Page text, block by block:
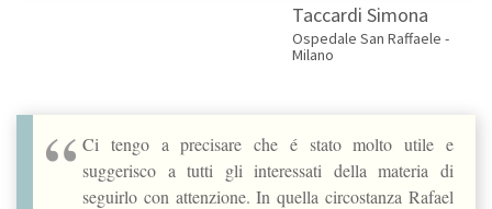
Taccardi Simona
Ospedale San Raffaele -
Milano
Ci tengo a precisare che é stato molto utile e
suggerisco a tutti gli interessati della materia di
seguirlo con attenzione. In quella circostanza Rafael